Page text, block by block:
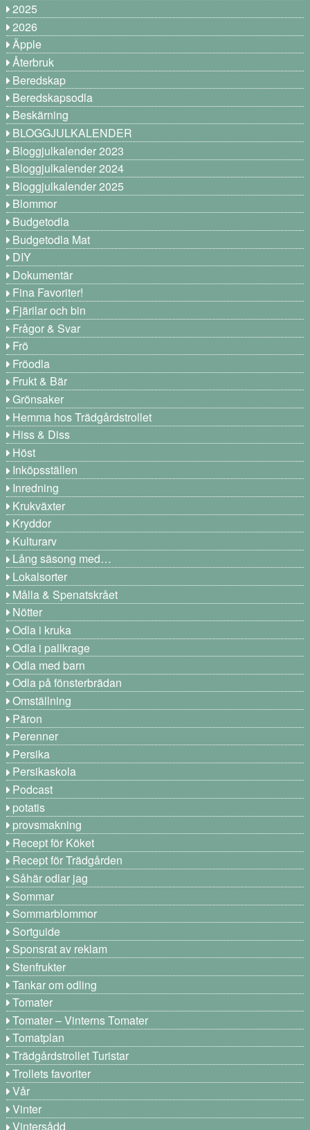
2025
2026
Äpple
Återbruk
Beredskap
Beredskapsodla
Beskärning
BLOGGJULKALENDER
Bloggjulkalender 2023
Bloggjulkalender 2024
Bloggjulkalender 2025
Blommor
Budgetodla
Budgetodla Mat
DIY
Dokumentär
Fina Favoriter!
Fjärilar och bin
Frågor & Svar
Frö
Fröodla
Frukt & Bär
Grönsaker
Hemma hos Trädgårdstrollet
Hiss & Diss
Höst
Inköpsställen
Inredning
Krukväxter
Kryddor
Kulturarv
Lång säsong med…
Lokalsorter
Målla & Spenatskrået
Nötter
Odla i kruka
Odla i pallkrage
Odla med barn
Odla på fönsterbrädan
Omställning
Päron
Perenner
Persika
Persikaskola
Podcast
potatis
provsmakning
Recept för Köket
Recept för Trädgården
Såhär odlar jag
Sommar
Sommarblommor
Sortguide
Sponsrat av reklam
Stenfrukter
Tankar om odling
Tomater
Tomater – Vinterns Tomater
Tomatplan
Trädgårdstrollet Turistar
Trollets favoriter
Vår
Vinter
Vintersådd